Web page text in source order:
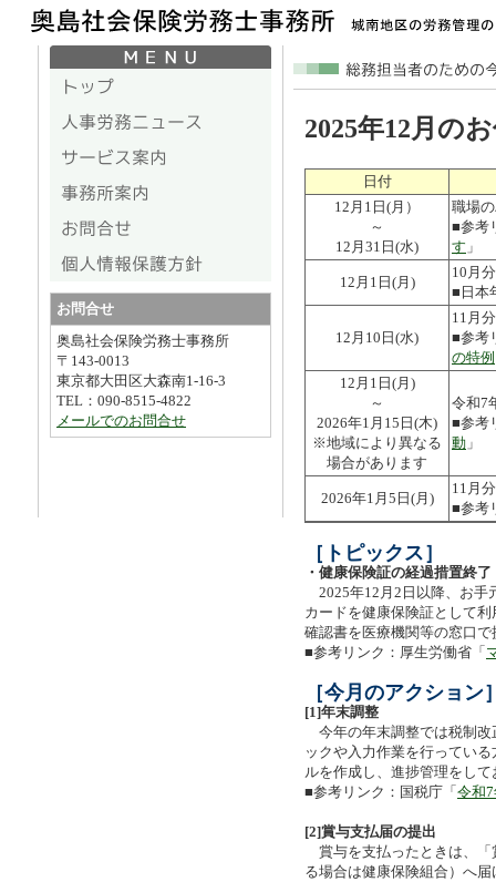
2025年12月の
日付
12月1日(月）
～
12月31日(水)
職場
■参考
す 」
12月1日(月)
10月
■日本
12月10日(水)
11月
■参考
の特例
12月1日(月)
～
2026年1月15日(木)
※地域により異なる
場合があります
令和7
■参考
動 」
2026年1月5日(月)
11月
■参考
［トピックス］
・健康保険証の経過措置終了
2025年12月2日以降、お手
カードを健康保険証として
確認書を医療機関等の窓口
■参考リンク：厚生労働省「
［今月のアクション
[1]年末調整
今年の年末調整では税制改
ックや入力作業を行ってい
ルを作成し、進捗管理をし
■参考リンク：国税庁「 令和
[2]賞与支払届の提出
賞与を支払ったときは、「
る場合は健康保険組合）へ
お問合せ
奥島社会保険労務士事務所
〒143-0013
東京都大田区大森南1-16-3
TEL：090-8515-4822
メールでのお問合せ